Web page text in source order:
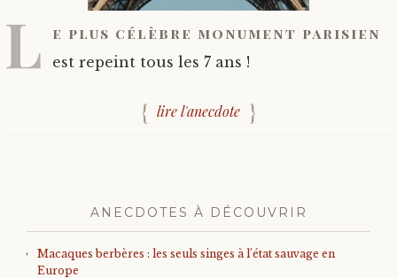
L e plus célèbre monument parisien
est repeint tous les 7 ans !
lire l'anecdote
ANECDOTES À DÉCOUVRIR
Macaques berbères : les seuls singes à l’état sauvage en
Europe